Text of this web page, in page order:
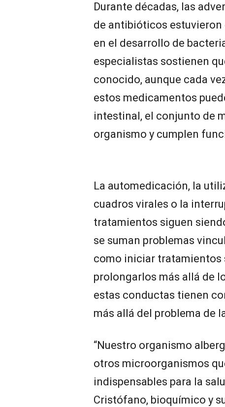
Durante décadas, las
de antibióticos
en el desarrollo de
especialistas sostienen
conocido, aunque cada
estos medicamentos
intestinal, el conjunto de
organismo y cumplen
La automedicación, la
cuadros virales o la
tratamientos siguen
se suman problemas
como iniciar tratamientos
prolongarlos más allá de
estas conductas tienen
más allá del problema de
“Nuestro organismo
otros microorganismos
indispensables para la
Cristófano, bioquímico y